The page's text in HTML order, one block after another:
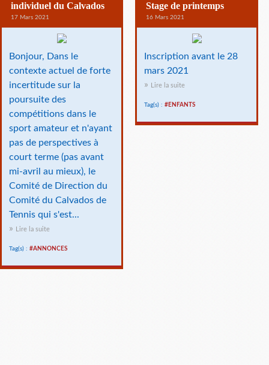
individuel du Calvados
17 Mars 2021
Bonjour, Dans le
contexte actuel de forte
incertitude sur la
poursuite des
compétitions dans le
sport amateur et n'ayant
pas de perspectives à
court terme (pas avant
mi-avril au mieux), le
Comité de Direction du
Comité du Calvados de
Tennis qui s'est...
Lire la suite
Tag(s) : #ANNONCES
Stage de printemps
16 Mars 2021
Inscription avant le 28
mars 2021
Lire la suite
Tag(s) : #ENFANTS